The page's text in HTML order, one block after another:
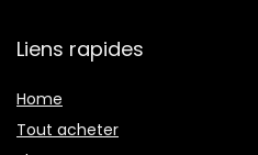
Liens rapides
Home
Tout acheter